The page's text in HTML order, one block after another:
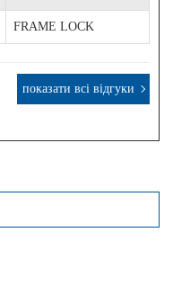
FRAME LOCK
показати всі відгуки